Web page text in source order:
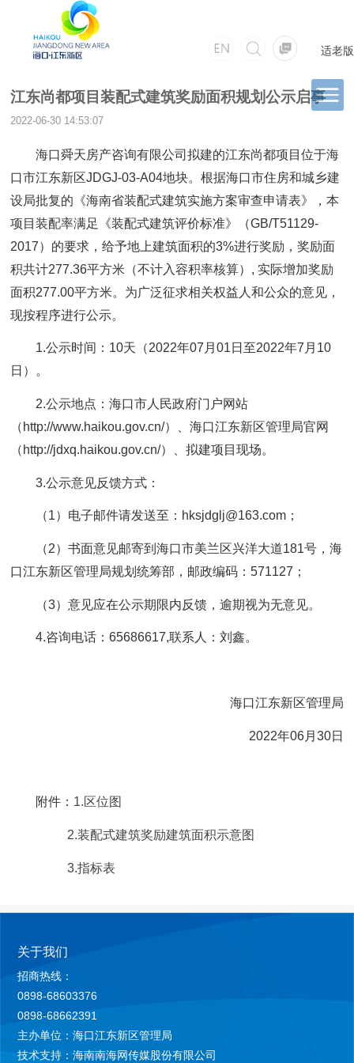
适老版
江东尚都项目装配式建筑奖励面积规划公示启事
2022-06-30 14:53:07
海口舜天房产咨询有限公司拟建的江东尚都项目位于海
口市江东新区JDGJ-03-A04地块。根据海口市住房和城乡建
设局批复的《海南省装配式建筑实施方案审查申请表》，本
项目装配率满足《装配式建筑评价标准》（GB/T51129-
2017）的要求，给予地上建筑面积的3%进行奖励，奖励面
积共计277.36平方米（不计入容积率核算）, 实际增加奖励
面积277.00平方米。为广泛征求相关权益人和公众的意见，
现按程序进行公示。
1.公示时间：10天（2022年07月01日至2022年7月10
日）。
2.公示地点：海口市人民政府门户网站
（http://www.haikou.gov.cn/）、海口江东新区管理局官网
（http://jdxq.haikou.gov.cn/）、拟建项目现场。
3.公示意见反馈方式：
（1）电子邮件请发送至：hksjdglj@163.com；
（2）书面意见邮寄到海口市美兰区兴洋大道181号，海
口江东新区管理局规划统筹部，邮政编码：571127；
（3）意见应在公示期限内反馈，逾期视为无意见。
4.咨询电话：65686617,联系人：刘鑫。
海口江东新区管理局
2022年06月30日
附件： 1.区位图
2.装配式建筑奖励建筑面积示意图
3.指标表
关于我们
招商热线：
0898-68603376
0898-68662391
主办单位：海口江东新区管理局
技术支持：海南南海网传媒股份有限公司